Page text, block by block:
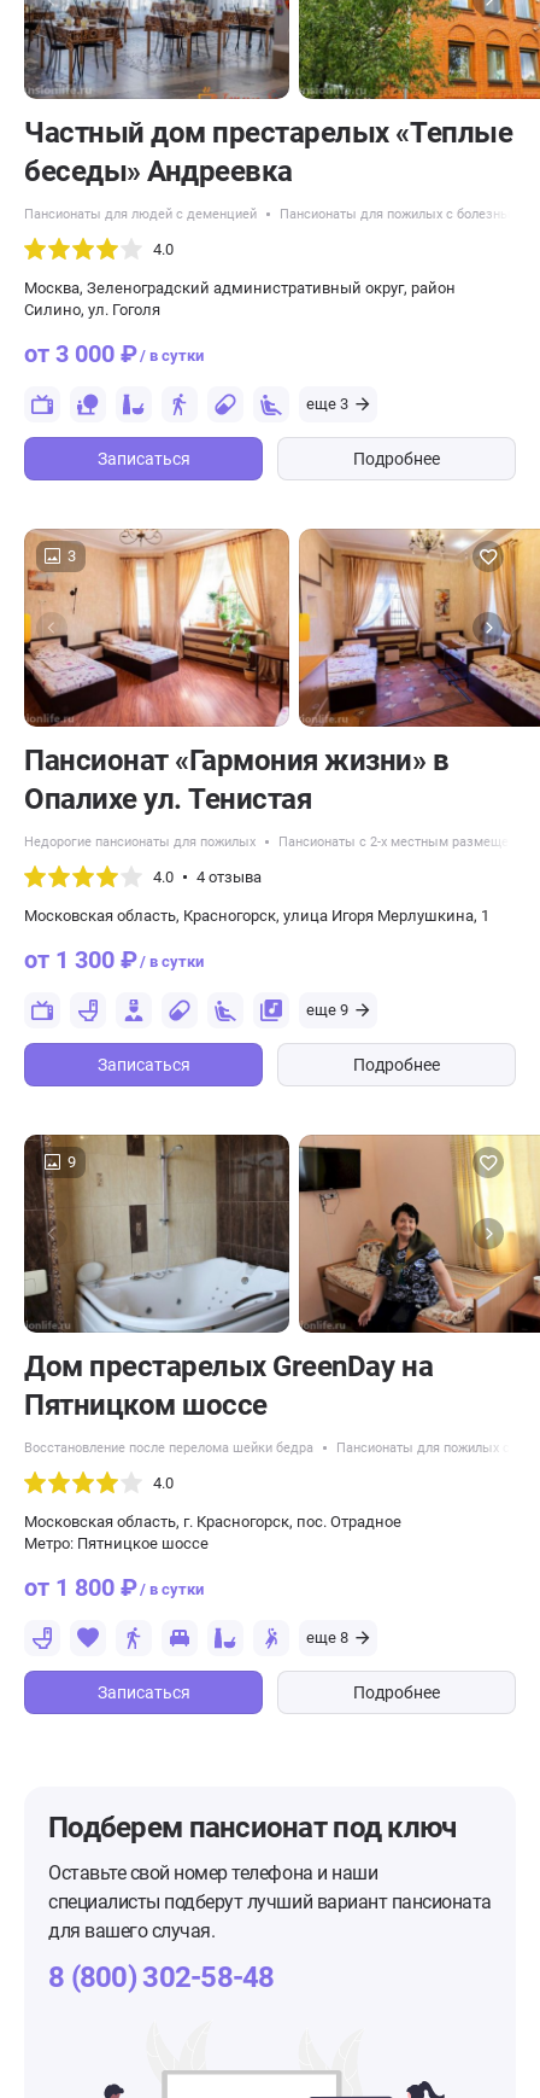
Частный дом престарелых «Теплые
беседы» Андреевка
Пансионаты для людей с деменцией Пансионаты для пожилых с болезнью
4.0
Москва, Зеленоградский административный округ, район
Силино, ул. Гоголя
от 3 000 ₽/ в сутки
еще 3
Записаться Подробнее
3
Пансионат «Гармония жизни» в
Опалихе ул. Тенистая
Недорогие пансионаты для пожилых Пансионаты с 2-х местным размещением
4.0 4 отзыва
Московская область, Красногорск, улица Игоря Мерлушкина, 1
от 1 300 ₽/ в сутки
еще 9
Записаться Подробнее
9
Дом престарелых GreenDay на
Пятницком шоссе
Восстановление после перелома шейки бедра Пансионаты для пожилых с
4.0
Московская область, г. Красногорск, пос. Отрадное
Метро: Пятницкое шоссе
от 1 800 ₽/ в сутки
еще 8
Записаться Подробнее
Подберем пансионатпод ключ
Оставьте свой номер телефона и наши
специалисты подберут лучший вариант пансионата
для вашего случая.
8 (800) 302-58-48